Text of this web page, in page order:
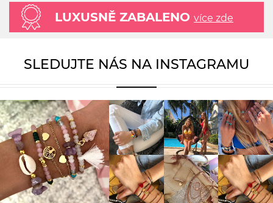
LUXUSNĚ ZABALENO více zde
SLEDUJTE NÁS NA INSTAGRAMU